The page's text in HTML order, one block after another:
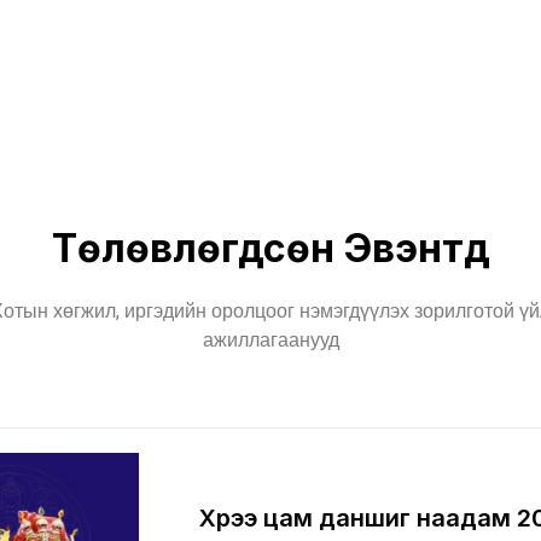
Төлөвлөгдсөн Эвэнтүүд
хөгжил, иргэдийн оролцоог нэмэгдүүлэх зорилготой
ажиллагаанууд
Хүрээ цам даншиг наадам